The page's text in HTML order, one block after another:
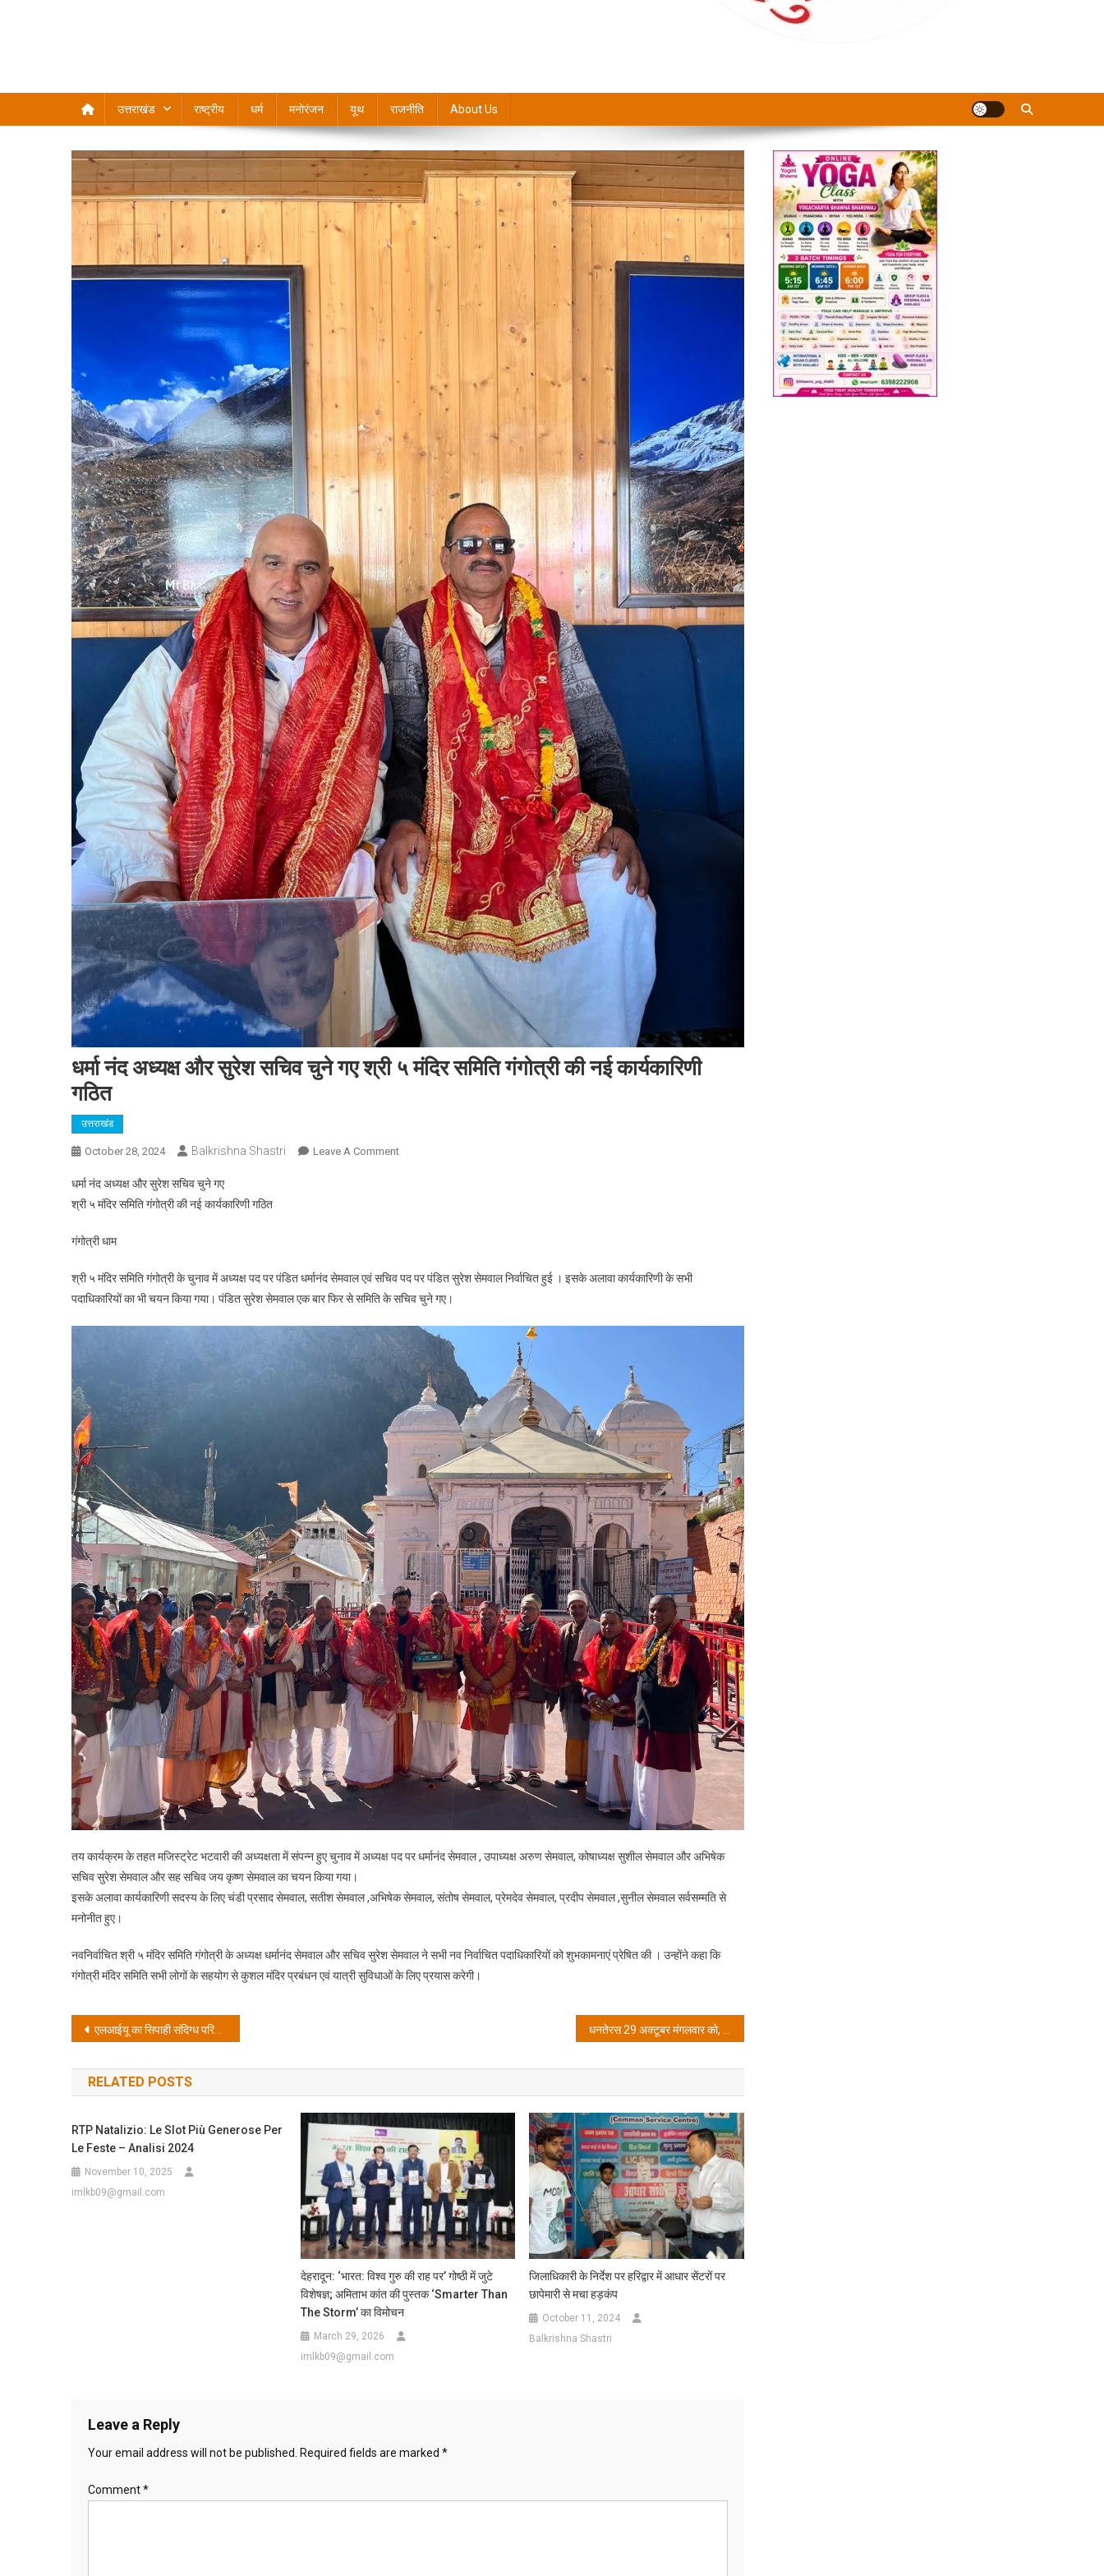
उत्तराखंड राष्ट्रीय धर्म मनोरंजन यूथ राजनीति About Us
धर्मा नंद अध्यक्ष और सुरेश सचिव चुने गए श्री ५ मंदिर समिति गंगोत्री की नई कार्यकारिणी
गठित
उत्तराखंड
October 28, 2024 Balkrishna Shastri Leave A CommentOn
चुने
गए
मंदिर
समिति
गंगोत्री
की
नई
कार्यकारिणी
धर्मा नंद अध्यक्ष और सुरेश सचिव चुने गए
श्री ५ मंदिर समिति गंगोत्री की नई कार्यकारिणी गठित
गंगोत्री धाम
श्री ५ मंदिर समिति गंगोत्री के चुनाव में अध्यक्ष पद पर पंडित धर्मानंद सेमवाल एवं सचिव पद पर पंडित सुरेश सेमवाल निर्वाचित हुई । इसके अलावा कार्यकारिणी के सभी
पदाधिकारियों का भी चयन किया गया। पंडित सुरेश सेमवाल एक बार फिर से समिति के सचिव चुने गए।
तय कार्यक्रम के तहत मजिस्ट्रेट भटवारी की अध्यक्षता में संपन्न हुए चुनाव में अध्यक्ष पद पर धर्मानंद सेमवाल , उपाध्यक्ष अरुण सेमवाल, कोषाध्यक्ष सुशील सेमवाल और अभिषेक
सचिव सुरेश सेमवाल और सह सचिव जय कृष्ण सेमवाल का चयन किया गया।
इसके अलावा कार्यकारिणी सदस्य के लिए चंडी प्रसाद सेमवाल, सतीश सेमवाल ,अभिषेक सेमवाल, संतोष सेमवाल, प्रेमदेव सेमवाल, प्रदीप सेमवाल ,सुनील सेमवाल सर्वसम्मति से
मनोनीत हुए।
नवनिर्वाचित श्री ५ मंदिर समिति गंगोत्री के अध्यक्ष धर्मानंद सेमवाल और सचिव सुरेश सेमवाल ने सभी नव निर्वाचित पदाधिकारियों को शुभकामनाएं प्रेषित की । उन्होंने कहा कि
गंगोत्री मंदिर समिति सभी लोगों के सहयोग से कुशल मंदिर प्रबंधन एवं यात्री सुविधाओं के लिए प्रयास करेगी।
Post
navigation
एलआईयू का सिपाही संदिग्ध परिस्थितियों में गंगा में डूबा, पुलिस महकमे में मचा हड़कंप धनतेरस 29 अक्टूबर मंगलवार को, शुभ मुहूर्त में करें खरीदारी एवं पूजन : महंत रोहित शास्त्री
RELATED POSTS
RTP Natalizio: Le Slot Più Generose Per
Le Feste – Analisi 2024
November 10, 2025
imlkb09@gmail.com
देहरादून: ‘भारत: विश्व गुरु की राह पर’ गोष्ठी में जुटे
विशेषज्ञ; अमिताभ कांत की पुस्तक ‘Smarter Than
The Storm’ का विमोचन
March 29, 2026
imlkb09@gmail.com
जिलाधिकारी के निर्देश पर हरिद्वार में आधार सेंटरों पर
छापेमारी से मचा हड़कंप
October 11, 2024
Balkrishna Shastri
Leave a Reply
Your email address will not be published. Required fields are marked *
Comment*